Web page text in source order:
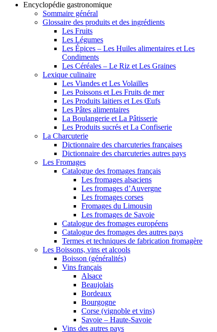
Encyclopédie gastronomique
Sommaire général
Glossaire des produits et des ingrédients
Les Fruits
Les Légumes
Les Épices – Les Huiles alimentaires et Les
Condiments
Les Céréales – Le Riz et Les Graines
Lexique culinaire
Les Viandes et Les Volailles
Les Poissons et Les Fruits de mer
Les Produits laitiers et Les Œufs
Les Pâtes alimentaires
La Boulangerie et La Pâtisserie
Les Produits sucrés et La Confiserie
La Charcuterie
Dictionnaire des charcuteries françaises
Dictionnaire des charcuteries autres pays
Les Fromages
Catalogue des fromages français
Les fromages alsaciens
Les fromages d’Auvergne
Les fromages corses
Fromages du Limousin
Les fromages de Savoie
Catalogue des fromages européens
Catalogue des fromages des autres pays
Termes et techniques de fabrication fromagère
Les Boissons, vins et alcools
Boisson (généralités)
Vins français
Alsace
Beaujolais
Bordeaux
Bourgogne
Corse (vignoble et vins)
Savoie – Haute-Savoie
Vins des autres pays